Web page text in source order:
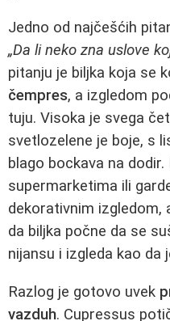
Jedno od najčešćih
„Da li neko zna uslove
pitanju je biljka koja se
čempres, a izgledom
tuju. Visoka je svega
svetlozelene je boje, s
blago bockava na
supermarketima ili
dekorativnim izgledom,
da biljka počne da se
nijansu i izgleda kao da
Razlog je gotovo uvek
vazduh. Cupressus